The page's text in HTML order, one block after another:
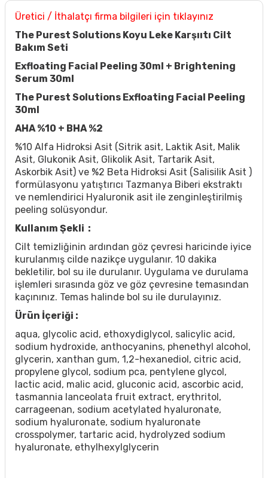
Üretici / İthalatçı firma bilgileri için tıklayınız
The Purest Solutions Koyu Leke Karşııtı Cilt
Bakım Seti
Exfloating Facial Peeling 30ml + Brightening
Serum 30ml
The Purest Solutions Exfloating Facial Peeling
30ml
AHA %10 + BHA %2
%10 Alfa Hidroksi Asit (Sitrik asit, Laktik Asit, Malik
Asit, Glukonik Asit, Glikolik Asit, Tartarik Asit,
Askorbik Asit) ve %2 Beta Hidroksi Asit (Salisilik Asit )
formülasyonu yatıştırıcı Tazmanya Biberi ekstraktı
ve nemlendirici Hyaluronik asit ile zenginleştirilmiş
peeling solüsyondur.
Kullanım Şekli :
Cilt temizliğinin ardından göz çevresi haricinde iyice
kurulanmış cilde nazikçe uygulanır. 10 dakika
bekletilir, bol su ile durulanır. Uygulama ve durulama
işlemleri sırasında göz ve göz çevresine temasından
kaçınınız. Temas halinde bol su ile durulayınız.
Ürün İçeriği :
aqua, glycolic acid, ethoxydiglycol, salicylic acid,
sodium hydroxide, anthocyanins, phenethyl alcohol,
glycerin, xanthan gum, 1,2-hexanediol, citric acid,
propylene glycol, sodium pca, pentylene glycol,
lactic acid, malic acid, gluconic acid, ascorbic acid,
tasmannia lanceolata fruit extract, erythritol,
carrageenan, sodium acetylated hyaluronate,
sodium hyaluronate, sodium hyaluronate
crosspolymer, tartaric acid, hydrolyzed sodium
hyaluronate, ethylhexylglycerin